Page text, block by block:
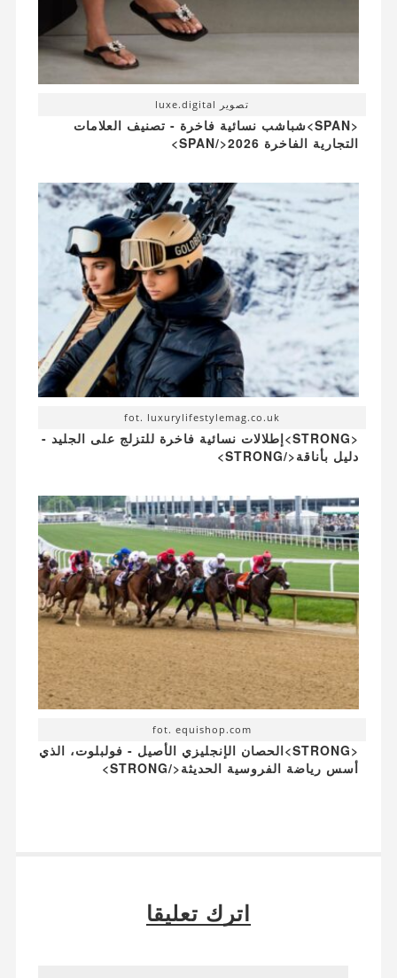
تصوير luxe.digital
<SPAN>شباشب نسائية فاخرة - تصنيف العلامات
التجارية الفاخرة 2026</SPAN>
fot. luxurylifestylemag.co.uk
<STRONG>إطلالات نسائية فاخرة للتزلج على الجليد -
دليل بأناقة</STRONG>
fot. equishop.com
<STRONG>الحصان الإنجليزي الأصيل - فولبلوت، الذي
أسس رياضة الفروسية الحديثة</STRONG>
اترك تعليقا